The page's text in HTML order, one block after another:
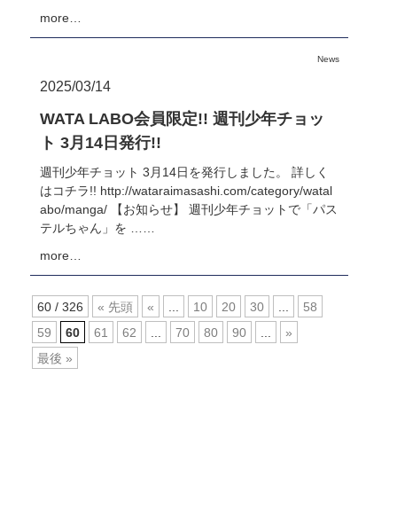
more…
News
2025/03/14
WATA LABO会員限定!! 週刊少年チョッ
ト 3月14日発行!!
週刊少年チョット 3月14日を発行しました。 詳しく
はコチラ!! http://wataraimasashi.com/category/watal
abo/manga/ 【お知らせ】 週刊少年チョットで「パス
テルちゃん」を ……
more…
60 / 326 « 先頭 « 10 20 30
58
59
60 61 62 70 80 90
»
最後 »